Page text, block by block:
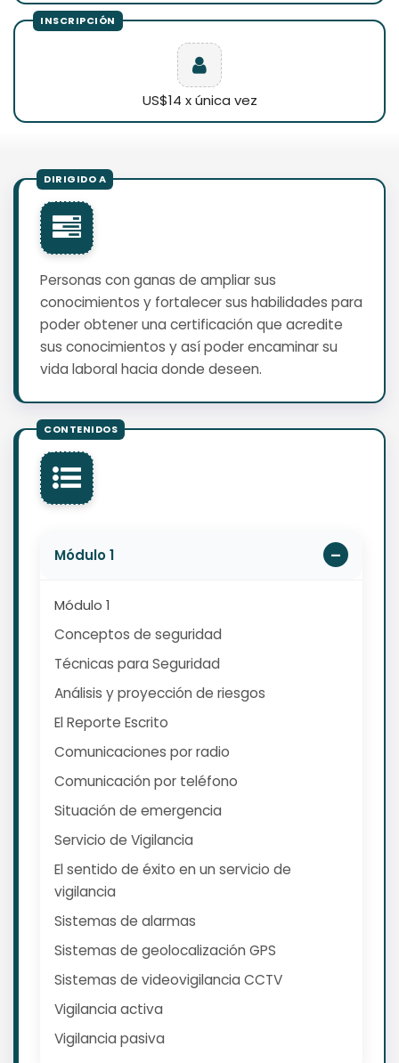
US$14 x única vez
Personas con ganas de ampliar sus
conocimientos y fortalecer sus habilidades para
poder obtener una certificación que acredite
sus conocimientos y así poder encaminar su
vida laboral hacia donde deseen.
Módulo 1
Módulo 1
Conceptos de seguridad
Técnicas para Seguridad
Análisis y proyección de riesgos
El Reporte Escrito
Comunicaciones por radio
Comunicación por teléfono
Situación de emergencia
Servicio de Vigilancia
El sentido de éxito en un servicio de
vigilancia
Sistemas de alarmas
Sistemas de geolocalización GPS
Sistemas de videovigilancia CCTV
Vigilancia activa
Vigilancia pasiva